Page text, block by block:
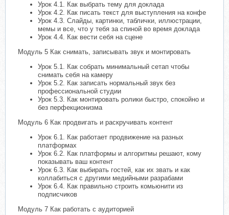
Урок 4.1. Как выбрать тему для доклада
Урок 4.2. Как писать текст для выступления на конфе
Урок 4.3. Cлайды, картинки, таблички, иллюстрации,
мемы и все, что у тебя за спиной во время доклада
Урок 4.4. Как вести себя на сцене
Модуль 5 Как снимать, записывать звук и монтировать
Урок 5.1. Как собрать минимальный сетап чтобы
снимать себя на камеру
Урок 5.2. Как записать нормальный звук без
профессиональной студии
Урок 5.3. Как монтировать ролики быстро, спокойно и
без перфекционизма
Модуль 6 Как продвигать и раскручивать контент
Урок 6.1. Как работает продвижение на разных
платформах
Урок 6.2. Как платформы и алгоритмы решают, кому
показывать ваш контент
Урок 6.3. Как выбирать гостей, как их звать и как
коллабиться с другими медийными разрабами
Урок 6.4. Как правильно строить комьюнити из
подписчиков
Модуль 7 Как работать с аудиторией